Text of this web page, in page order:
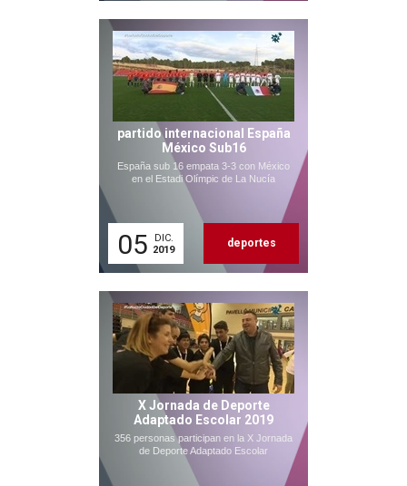
partido internacional España
México Sub16
España sub 16 empata 3-3 con México
en el Estadi Olímpic de La Nucía
05
DIC.
2019
deportes
X Jornada de Deporte
Adaptado Escolar 2019
356 personas participan en la X Jornada
de Deporte Adaptado Escolar